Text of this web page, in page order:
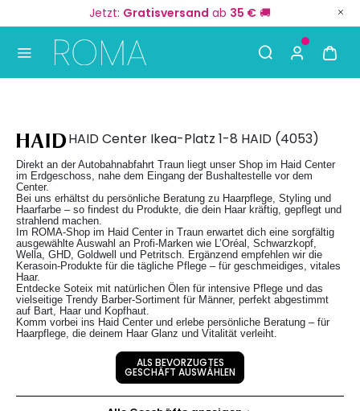
Jetzt: Gratisversand ab 35 € 🚚
ALS BEVORZUGTES
GESCHÄFT AUSWÄHLEN
HAIDHAID Center Ikea-Platz 1-8 HAID (4053)
Direkt an der Autobahnabfahrt Traun liegt unser Shop im Haid Center
im Erdgeschoss, nahe dem Eingang der Bushaltestelle vor dem
Center.
Bei uns erhältst du persönliche Beratung zu Haarpflege, Styling und
Haarfarbe – so findest du Produkte, die dein Haar kräftig, gepflegt und
strahlend machen.
Im ROMA-Shop im Haid Center in Traun erwartet dich eine sorgfältig
ausgewählte Auswahl an Profi-Marken wie L’Oréal, Schwarzkopf,
Wella, GHD, Goldwell und Petritsch. Ergänzend empfehlen wir die
Kerasoin-Produkte für die tägliche Pflege – für geschmeidiges, vitales
Haar.
Entdecke Soteix mit natürlichen Ölen für intensive Pflege und das
vielseitige Trendy Barber-Sortiment für Männer, perfekt abgestimmt
auf Bart, Haar und Kopfhaut.
Komm vorbei ins Haid Center und erlebe persönliche Beratung – für
Haarpflege, die deinem Haar Glanz und Vitalität verleiht.